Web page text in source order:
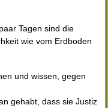
Tagen sind die
wie vom Erdboden
und wissen, gegen
gehabt, dass sie Justiz